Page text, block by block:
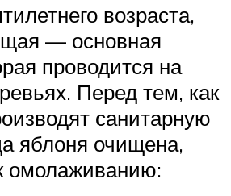
возраста,
— основная
проводится на
Перед тем, как
санитарную
яблоня очищена,
омолаживанию: